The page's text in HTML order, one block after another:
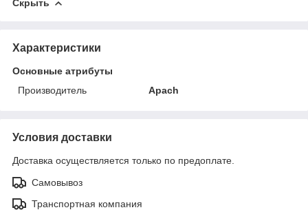
Скрыть
Характеристики
Основные атрибуты
Производитель
Apach
Условия доставки
Доставка осуществляется только по предоплате.
Самовывоз
Транспортная компания